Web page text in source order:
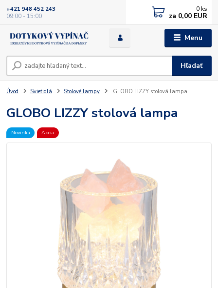
Menu
Hľadať
+421 948 452 243
09:00 - 15:00
0 ks
za 0,00 EUR
Úvod Svietidlá Stolové lampy GLOBO LIZZY stolová lampa
GLOBO LIZZY stolová lampa
Novinka Akcia